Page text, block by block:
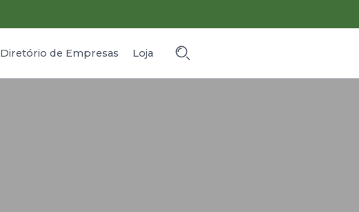
Diretório de Empresas Loja